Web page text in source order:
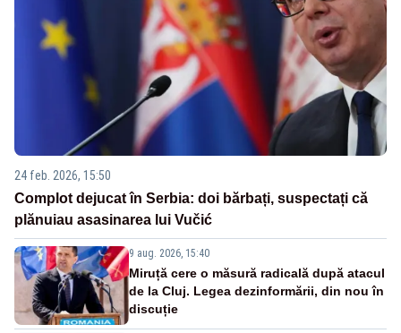
24 feb. 2026, 15:50
Complot dejucat în Serbia: doi bărbați, suspectați că
plănuiau asasinarea lui Vučić
9 aug. 2026, 15:40
Miruță cere o măsură radicală după atacul
de la Cluj. Legea dezinformării, din nou în
discuție